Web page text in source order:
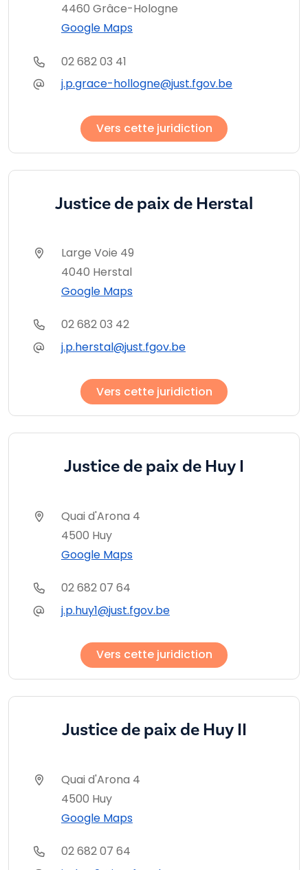
4460 Grâce-Hologne
Google Maps
02 682 03 41
j.p.grace-hollogne@just.fgov.be
Vers cette juridiction
Justice de paix de Herstal
Large Voie 49
4040 Herstal
Google Maps
02 682 03 42
j.p.herstal@just.fgov.be
Vers cette juridiction
Justice de paix de Huy I
Quai d'Arona 4
4500 Huy
Google Maps
02 682 07 64
j.p.huy1@just.fgov.be
Vers cette juridiction
Justice de paix de Huy II
Quai d'Arona 4
4500 Huy
Google Maps
02 682 07 64